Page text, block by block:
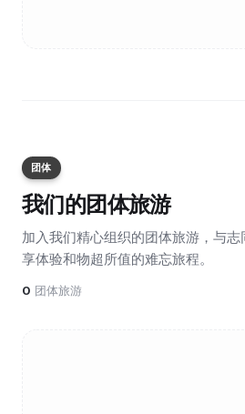
团体
我们的团体旅游
加入我们精心组织的团体旅游，与
享体验和物超所值的难忘旅程。
0 团体旅游